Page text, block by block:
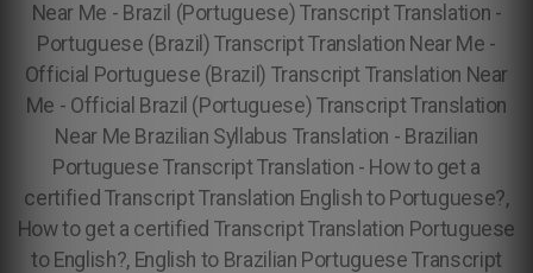
Near Me - Brazil (Portuguese) Transcript Translation -
Portuguese (Brazil) Transcript Translation Near Me -
Official Portuguese (Brazil) Transcript Translation Near
Me - Official Brazil (Portuguese) Transcript Translation
Near Me Brazilian Syllabus Translation - Brazilian
Portuguese Transcript Translation - How to get a
certified Transcript Translation English to Portuguese?,
How to get a certified Transcript Translation Portuguese
to English?, English to Brazilian Portuguese Transcript